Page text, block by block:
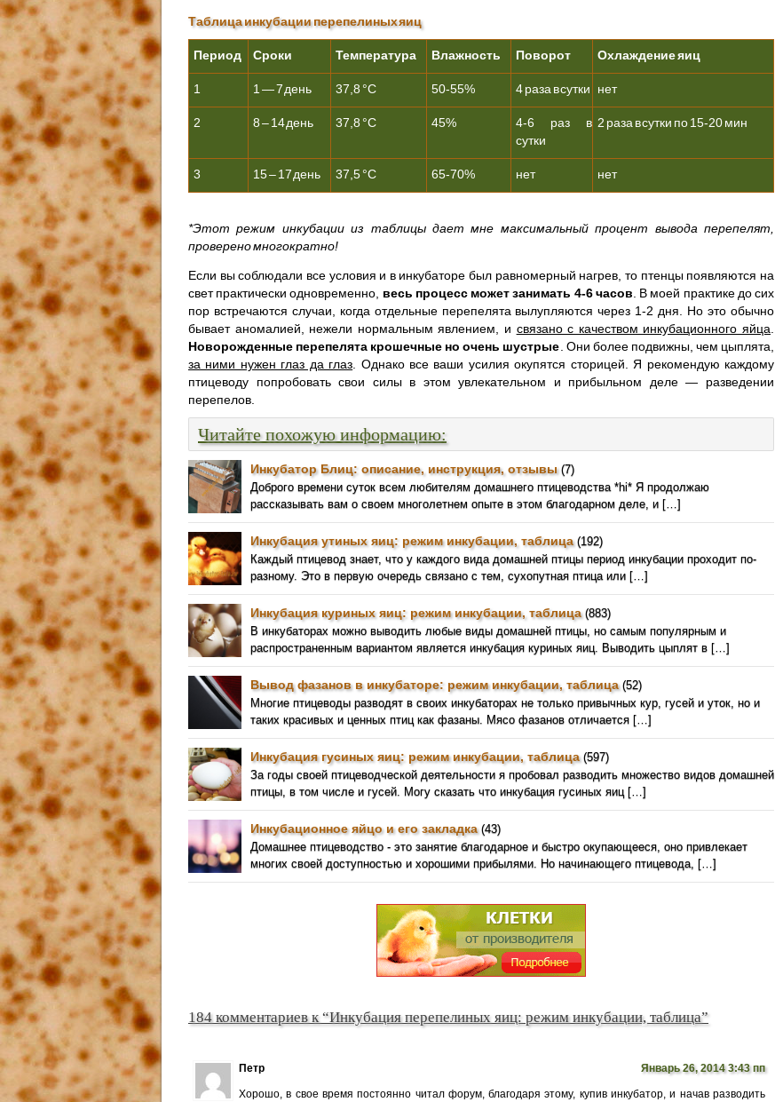
Таблица инкубации перепелиных яиц
Период Сроки Температура Влажность Поворот Охлаждение яиц
1 1 — 7 день 37,8 °С 50-55% 4 раза в сутки нет
2 8 – 14 день 37,8 °С 45%
4-6 раз в
сутки
2 раза в сутки по 15-20 мин
3 15 – 17 день 37,5 °С 65-70% нет нет
*Этот режим инкубации из таблицы дает мне максимальный процент вывода перепелят,
проверено многократно!
Если вы соблюдали все условия и в инкубаторе был равномерный нагрев, то птенцы появляются на
свет практически одновременно, весь процесс может занимать 4-6 часов. В моей практике до сих
пор встречаются случаи, когда отдельные перепелята вылупляются через 1-2 дня. Но это обычно
бывает аномалией, нежели нормальным явлением, и связано с качеством инкубационного яйца.
Новорожденные перепелята крошечные но очень шустрые. Они более подвижны, чем цыплята,
за ними нужен глаз да глаз. Однако все ваши усилия окупятся сторицей. Я рекомендую каждому
птицеводу попробовать свои силы в этом увлекательном и прибыльном деле — разведении
перепелов.
Читайте похожую информацию:
Инкубатор Блиц: описание, инструкция, отзывы(7)
Доброго времени суток всем любителям домашнего птицеводства *hi* Я продолжаю
рассказывать вам о своем многолетнем опыте в этом благодарном деле, и […]
Инкубация утиных яиц: режим инкубации, таблица(192)
Каждый птицевод знает, что у каждого вида домашней птицы период инкубации проходит по-
разному. Это в первую очередь связано с тем, сухопутная птица или […]
Инкубация куриных яиц: режим инкубации, таблица(883)
В инкубаторах можно выводить любые виды домашней птицы, но самым популярным и
распространенным вариантом является инкубация куриных яиц. Выводить цыплят в […]
Вывод фазанов в инкубаторе: режим инкубации, таблица(52)
Многие птицеводы разводят в своих инкубаторах не только привычных кур, гусей и уток, но и
таких красивых и ценных птиц как фазаны. Мясо фазанов отличается […]
Инкубация гусиных яиц: режим инкубации, таблица(597)
За годы своей птицеводческой деятельности я пробовал разводить множество видов домашней
птицы, в том числе и гусей. Могу сказать что инкубация гусиных яиц […]
Инкубационное яйцо и его закладка(43)
Домашнее птицеводство - это занятие благодарное и быстро окупающееся, оно привлекает
многих своей доступностью и хорошими прибылями. Но начинающего птицевода, […]
184 комментариев к “Инкубация перепелиных яиц: режим инкубации, таблица”
Петр Январь 26, 2014 3:43 пп
Хорошо, в свое время постоянно читал форум, благодаря этому, купив инкубатор, и начав разводить